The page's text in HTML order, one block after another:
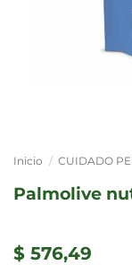
Inicio / CUIDADO
palmolive
$ 576,49